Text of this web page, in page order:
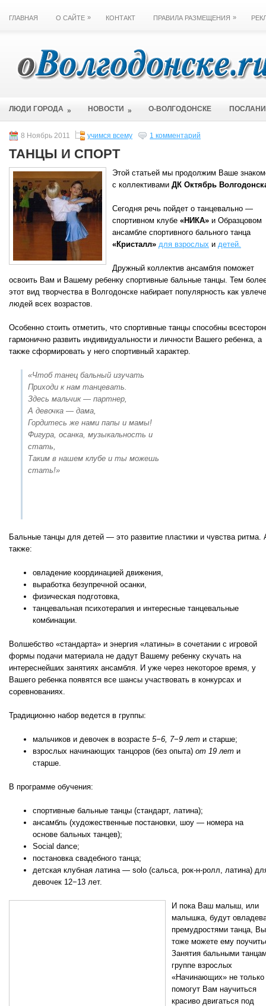
ГЛАВНАЯ О САЙТЕ » КОНТАКТ ПРАВИЛА РАЗМЕЩЕНИЯ »
ЛЮДИ ГОРОДА » НОВОСТИ » О-ВОЛГОДОНСКЕ
8 Ноябрь 2011 учимся всему 1 комментарий
ТАНЦЫ И СПОРТ
Этой статьей мы продолжим Ваше
с коллективами ДК Октябрь
Сегодня речь пойдет о танцевально —
спортивном клубе «НИКА» и Образцовом
ансамбле спортивного бального танца
«Кристалл» для взрослых и детей.
Дружный коллектив ансамбля поможет
освоить Вам и Вашему ребенку спортивные бальные танцы. Тем
этот вид творчества в Волгодонске набирает популярность как
людей всех возрастов.
Особенно стоить отметить, что спортивные танцы способны
гармонично развить индивидуальности и личности Вашего ребенка, а
также сформировать у него спортивный характер.
«Чтоб танец бальный изучать
Приходи к нам танцевать.
Здесь мальчик — партнер,
А девочка — дама,
Гордитесь же нами папы и мамы!
Фигура, осанка, музыкальность и
стать,
Таким в нашем клубе и ты можешь
стать!»
Бальные танцы для детей — это развитие пластики и чувства ритма.
также:
овладение координацией движения,
выработка безупречной осанки,
физическая подготовка,
танцевальная психотерапия и интересные танцевальные
комбинации.
Волшебство «стандарта» и энергия «латины» в сочетании с игровой
формы подачи материала не дадут Вашему ребенку скучать на
интереснейших занятиях ансамбля. И уже через некоторое время, у
Вашего ребенка появятся все шансы участвовать в конкурсах и
соревнованиях.
Традиционно набор ведется в группы:
мальчиков и девочек в возрасте 5−6, 7−9 лет и старше;
взрослых начинающих танцоров (без опыта) от 19 лет и
старше.
В программе обучения:
спортивные бальные танцы (стандарт, латина);
ансамбль (художественные постановки, шоу — номера на
основе бальных танцев);
Social dance;
постановка свадебного танца;
детская клубная латина — solo (сальса, рок-н-ролл, латина)
девочек 12−13 лет.
И пока Ваш малыш, или
малышка, будут
премудростями танца, Вы
тоже можете ему
Занятия бальными
группе взрослых
«Начинающих» не только
помогут Вам научиться
красиво двигаться под